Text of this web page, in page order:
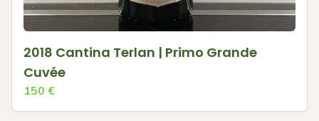
2018 Cantina Terlan | Primo Grande
Cuvée
150 €